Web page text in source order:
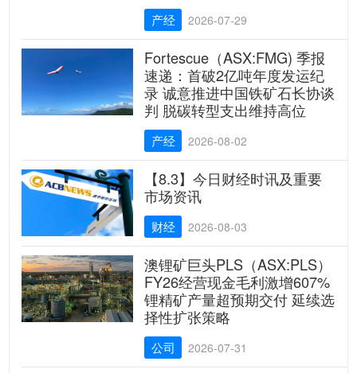
产经 2026-07-29
Fortescue（ASX:FMG) 季报
速递：首破2亿吨年度发运纪
录 诚意推进中国铁矿石长协谈
判 脱碳转型支出维持高位
产经 2026-08-02
【8.3】今日财经时讯及重要
市场资讯
财经 2026-08-03
澳锂矿巨头PLS（ASX:PLS）
FY26经营现金毛利激增607%
锂精矿产量超预期交付 延续选
择性扩张策略
公司 2026-07-31